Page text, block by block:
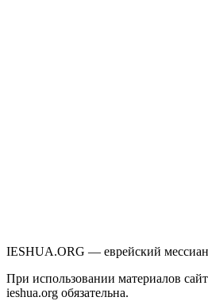
IESHUA.ORG — еврейский
При использовании материалов
ieshua.org обязательна.